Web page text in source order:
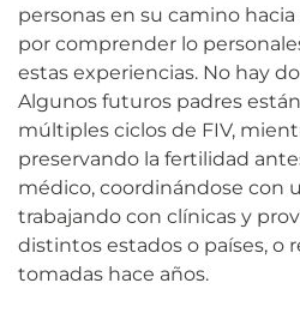
personas en su camino
por comprender lo
estas experiencias. No hay
Algunos futuros padres
múltiples ciclos de FIV,
preservando la fertilidad
médico, coordinándose con
trabajando con clínicas y
distintos estados o países, o
tomadas hace años.